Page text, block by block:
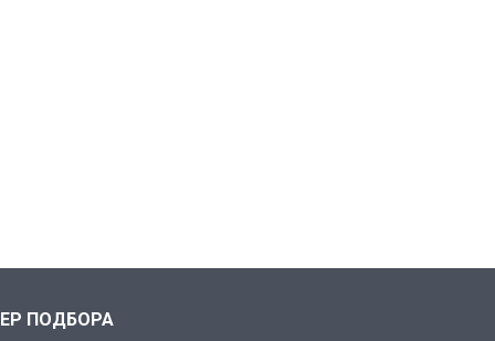
ПОДБОРА